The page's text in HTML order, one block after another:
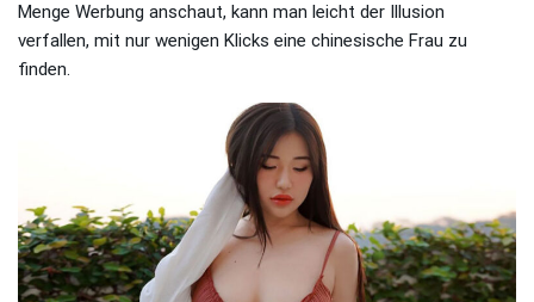
Menge Werbung anschaut, kann man leicht der Illusion
verfallen, mit nur wenigen Klicks eine chinesische Frau zu
finden.